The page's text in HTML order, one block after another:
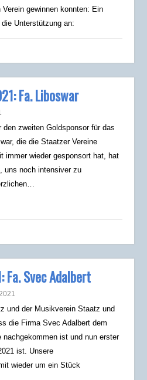
gewinnen konnten: Ein
Unterstützung an:
Fa. Liboswar
den zweiten Goldsponsor für das
die die Staatzer Vereine
immer wieder gesponsort hat, hat
uns noch intensiver zu
Fa. Svec Adalbert
und der Musikverein Staatz und
die Firma Svec Adalbert dem
nachgekommen ist und nun erster
ist. Unsere
wieder um ein Stück